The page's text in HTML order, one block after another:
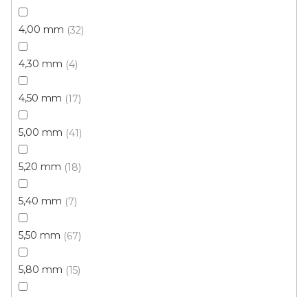
4,00 mm 32
4,30 mm 4
4,50 mm 17
5,00 mm 41
5,20 mm 18
5,40 mm 7
5,50 mm 67
5,80 mm 15